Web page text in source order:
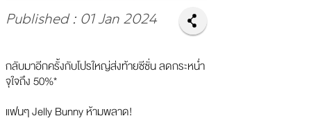
Published : 01 Jan 2024
กลับมาอีกครั้งกับโปรใหญ่ส่งท้ายซีซั่น ลดกระหน่ำ
จุใจถึง 50%*
แฟนๆ Jelly Bunny ห้ามพลาด!